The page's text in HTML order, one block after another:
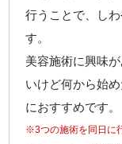
行うことで、し
す。
美容施術に興味
いけど何から始
におすすめです。
※3つの施術を同日に